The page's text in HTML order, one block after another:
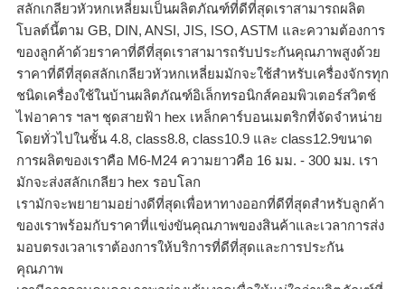
สลักเกลียวหัวหกเหลี่ยมเป็นผลิตภัณฑ์ที่ดีที่สุดเราสามารถผลิต
โบลต์นี้ตาม GB, DIN, ANSI, JIS, ISO, ASTM และความต้องการ
ของลูกค้าด้วยราคาที่ดีที่สุดเราสามารถรับประกันคุณภาพสูงด้วย
ราคาที่ดีที่สุดสลักเกลียวหัวหกเหลี่ยมมักจะใช้สำหรับเครื่องจักรทุก
ชนิดเครื่องใช้ในบ้านผลิตภัณฑ์อิเล็กทรอนิกส์คอมพิวเตอร์สวิตช์
ไฟอาคาร ฯลฯ ชุดสายฟ้า hex เหล็กคาร์บอนเมตริกที่จัดจำหน่าย
โดยทั่วไปในชั้น 4.8, class8.8, class10.9 และ class12.9ขนาด
การผลิตของเราคือ M6-M24 ความยาวคือ 16 มม. - 300 มม. เรา
มักจะส่งสลักเกลียว hex รอบโลก
เรามักจะพยายามอย่างดีที่สุดเพื่อหาทางออกที่ดีที่สุดสำหรับลูกค้า
ของเราพร้อมกับราคาที่แข่งขันคุณภาพของสินค้าและเวลาการส่ง
มอบตรงเวลาเราต้องการให้บริการที่ดีที่สุดและการประกัน
คุณภาพ